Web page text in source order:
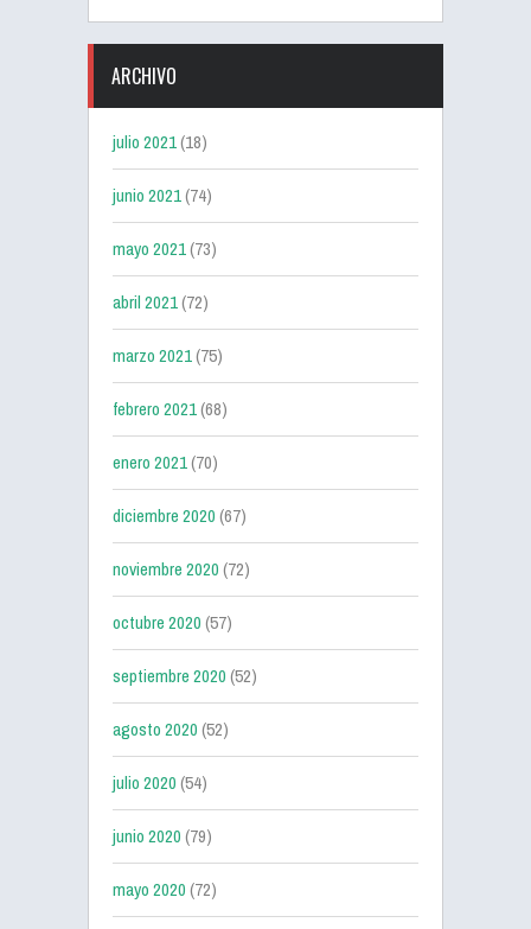
ARCHIVO
julio 2021(18)
junio 2021(74)
mayo 2021(73)
abril 2021(72)
marzo 2021(75)
febrero 2021(68)
enero 2021(70)
diciembre 2020(67)
noviembre 2020(72)
octubre 2020(57)
septiembre 2020(52)
agosto 2020(52)
julio 2020(54)
junio 2020(79)
mayo 2020(72)